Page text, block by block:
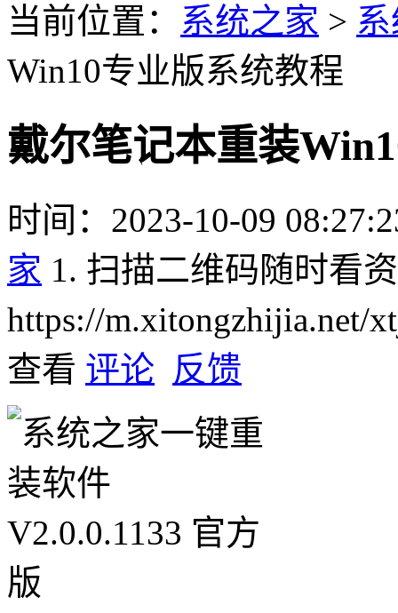
当前位置： 系统之家 >
Win10专业版系统教程
戴尔笔记本重装
时间：2023-10-09
家 1. 扫描二维码随时看
https://m.xitongzhijia.net/
查看 评论 反馈